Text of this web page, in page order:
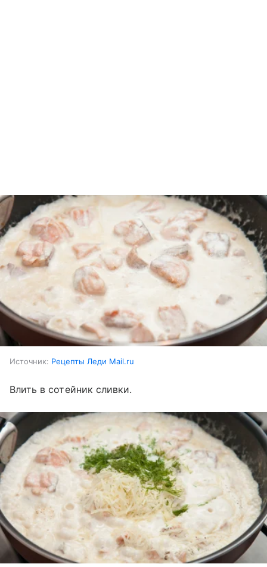
Источник: Рецепты Леди Mail.ru
Влить в сотейник сливки.